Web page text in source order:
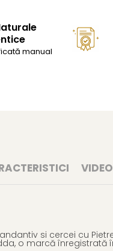
manual
VIDEO
si cercei cu
o marcă înregistrată